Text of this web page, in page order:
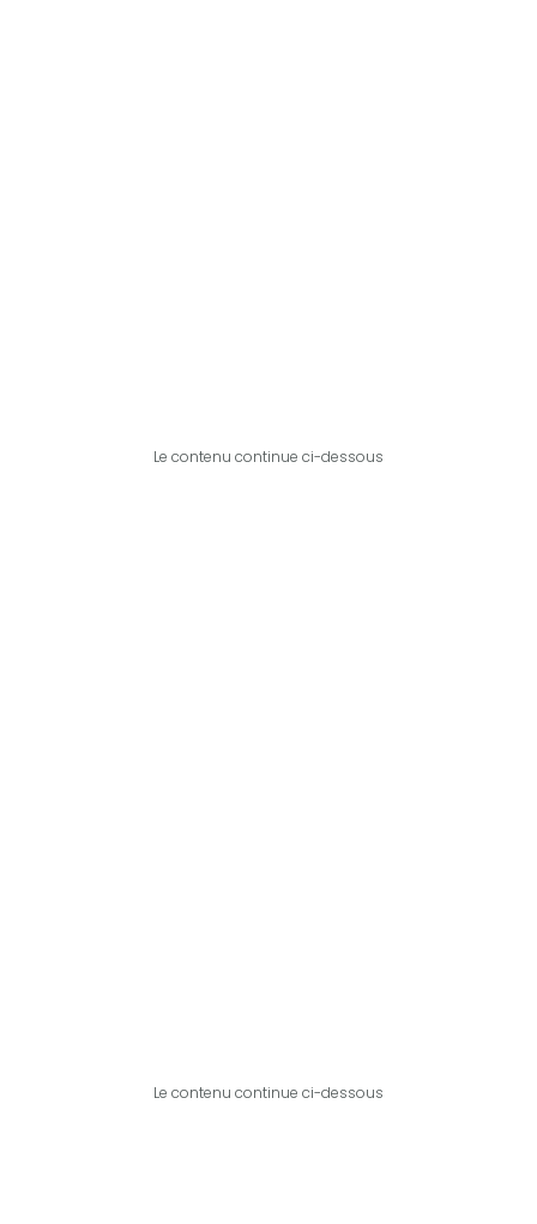
Le contenu continue ci-dessous
Le contenu continue ci-dessous